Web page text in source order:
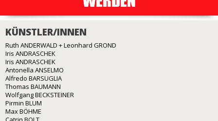
KÜNSTLER/INNEN
Ruth ANDERWALD + Leonhard GROND
Iris ANDRASCHEK
Iris ANDRASCHEK
Antonella ANSELMO
Alfredo BARSUGLIA
Thomas BAUMANN
Wolfgang BECKSTEINER
Pirmin BLUM
Max BÖHME